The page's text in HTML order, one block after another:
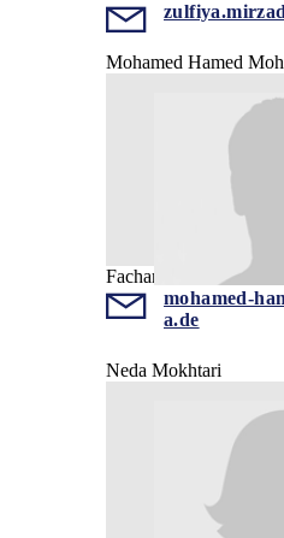
Mohamed Hamed
Facharzt
mohamed-
a.de
Neda Mokhtari